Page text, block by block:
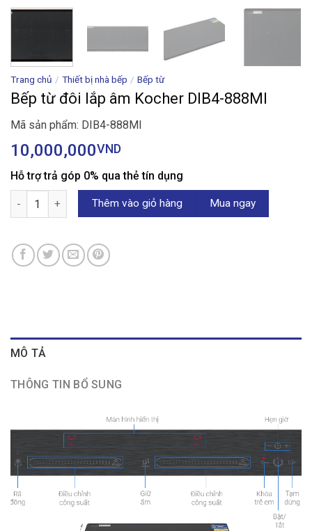
Trang chủ / Thiết bị nhà bếp / Bếp từ
Bếp từ đôi lắp âm Kocher DIB4-888MI
Mã sản phẩm: DIB4-888MI
10,000,000VND
Hỗ trợ trả góp 0% qua thẻ tín dụng
Bếp từ đôi lắp âm Kocher DIB4-888MI số lượng
Thêm vào giỏ hàng Mua ngay
MÔ TẢ
THÔNG TIN BỔ SUNG